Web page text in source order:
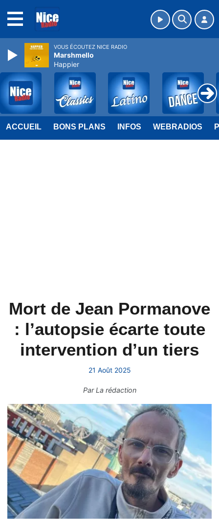
ACCUEIL BONS PLANS INFOS WEBRADIOS
Mort de Jean Pormanove
: l’autopsie écarte toute
intervention d’un tiers
21 Août 2025
ParLa rédaction
VOUS ÉCOUTEZ NICE RADIO
Marshmello
Happier